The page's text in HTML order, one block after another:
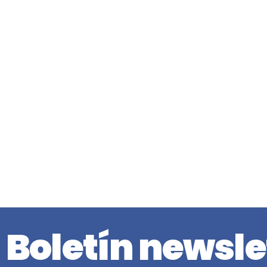
Boletín